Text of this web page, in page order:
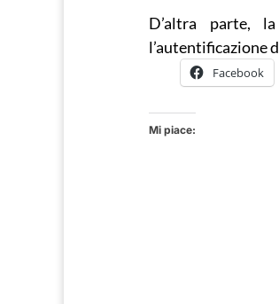
D’altra parte,
l’autentificazione
Facebook
Mi piace: